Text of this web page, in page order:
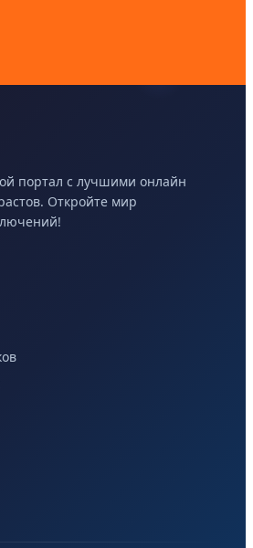
портал с лучшими онлайн
Откройте мир